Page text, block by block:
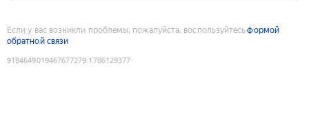
Если у вас возникли проблемы, пожалуйста, воспользуйтесьформой
обратной связи
9184649019467677279:1786129377